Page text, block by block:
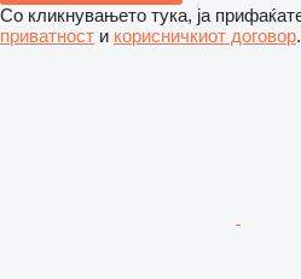
Со кликнувањето тука, ја
приватност и корисничкиот договор.